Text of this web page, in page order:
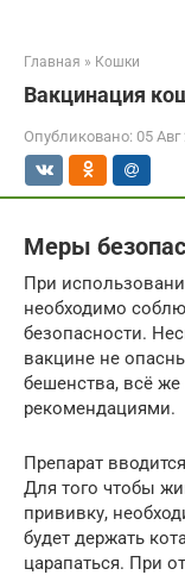
Главная » Кошки
Вакцинация
Опубликовано: 05 Авг
Меры
При
необходимо
безопасности.
вакцине не
бешенства, всё же
рекомендациями.
Препарат
Для того чтобы
прививку,
будет держать
царапаться. При